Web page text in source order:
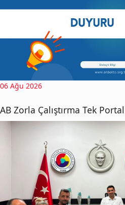
06 Ağu 2026
AB Zorla Çalıştırma Tek